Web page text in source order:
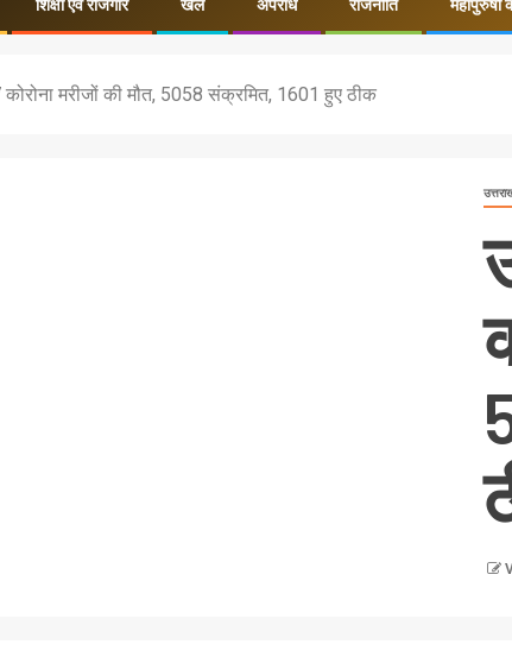
शिक्षा एवं रोजगार खेल अपराध राजनीति महापुरुषों
मरीजों की मौत, 5058 संक्रमित, 1601 हुए ठीक